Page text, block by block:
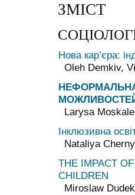
ЗМІСТ
Нова кар’єра:
Oleh Demkiv,
НЕФОРМАЛЬНА
Larysa
Інклюзивна
Nataliya
THE IMPACT
CHILDREN
Miroslaw